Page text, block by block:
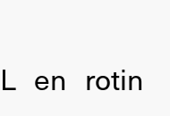
en rotin